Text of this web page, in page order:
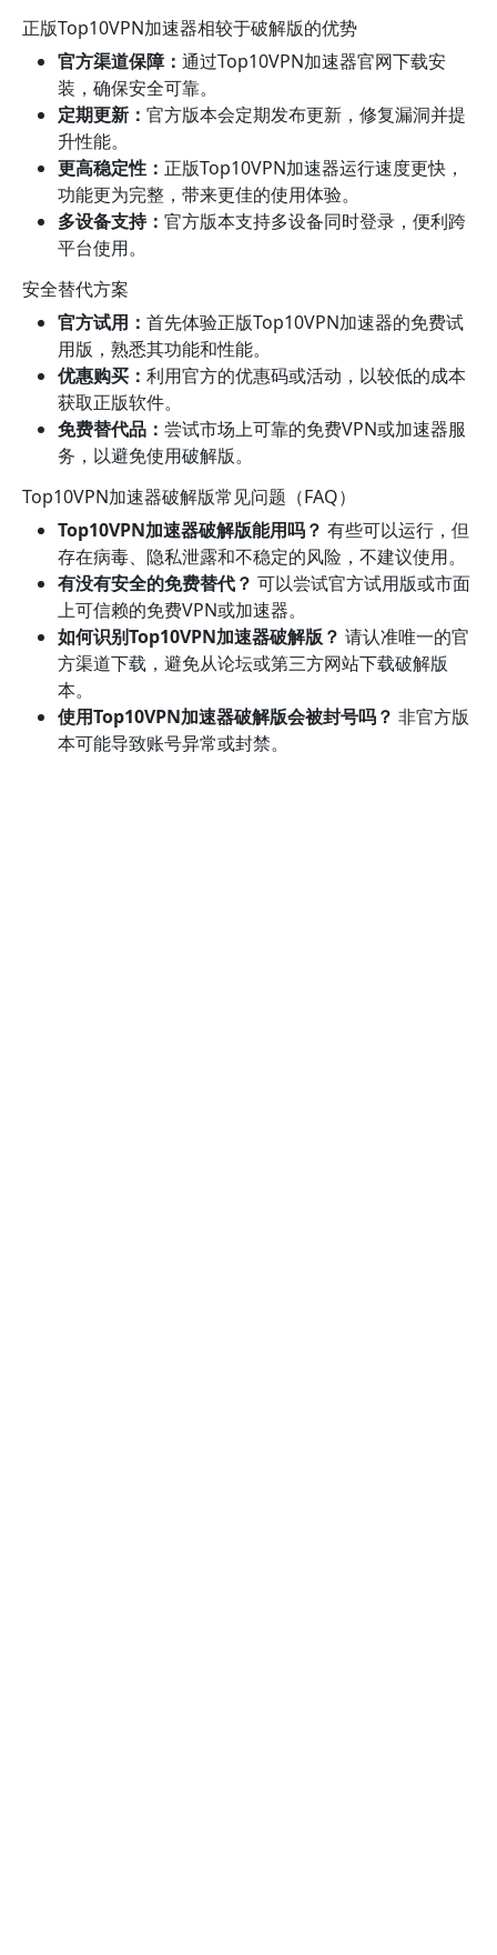
正版Top10VPN加速器相较于破解版的优势
官方渠道保障： 通过Top10VPN加速器官网下载安
装，确保安全可靠。
定期更新： 官方版本会定期发布更新，修复漏洞并提
升性能。
更高稳定性： 正版Top10VPN加速器运行速度更快，
功能更为完整，带来更佳的使用体验。
多设备支持： 官方版本支持多设备同时登录，便利跨
平台使用。
安全替代方案
官方试用： 首先体验正版Top10VPN加速器的免费试
用版，熟悉其功能和性能。
优惠购买： 利用官方的优惠码或活动，以较低的成本
获取正版软件。
免费替代品： 尝试市场上可靠的免费VPN或加速器服
务，以避免使用破解版。
Top10VPN加速器破解版常见问题（FAQ）
Top10VPN加速器破解版能用吗？ 有些可以运行，但
存在病毒、隐私泄露和不稳定的风险，不建议使用。
有没有安全的免费替代？ 可以尝试官方试用版或市面
上可信赖的免费VPN或加速器。
如何识别Top10VPN加速器破解版？ 请认准唯一的官
方渠道下载，避免从论坛或第三方网站下载破解版
本。
使用Top10VPN加速器破解版会被封号吗？ 非官方版
本可能导致账号异常或封禁。